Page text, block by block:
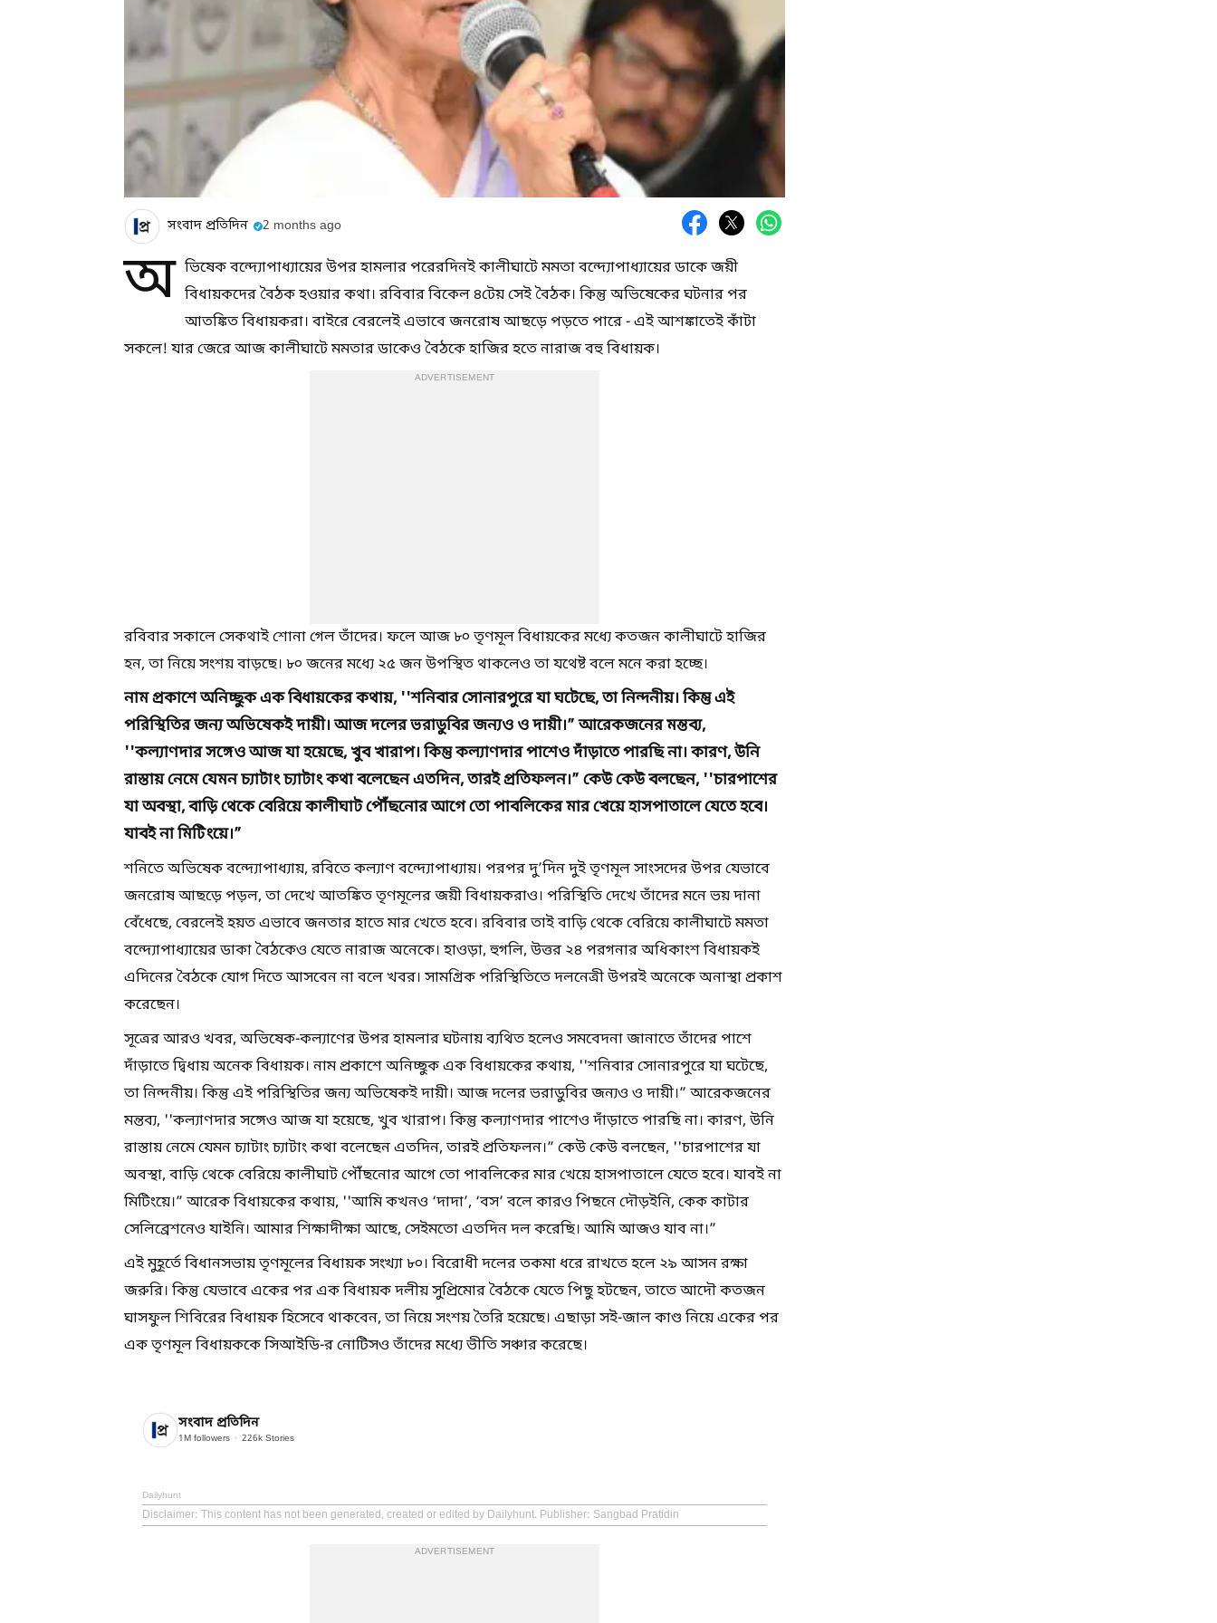
সংবাদ প্রতিদিন 2 months ago
অ ভিষেক বন্দ্যোপাধ্যায়ের উপর হামলার পরেরদিনই কালীঘাটে মমতা বন্দ্যোপাধ্যায়ের ডাকে জয়ী
বিধায়কদের বৈঠক হওয়ার কথা। রবিবার বিকেল ৪টেয় সেই বৈঠক। কিন্তু অভিষেকের ঘটনার পর
আতঙ্কিত বিধায়করা। বাইরে বেরলেই এভাবে জনরোষ আছড়ে পড়তে পারে - এই আশঙ্কাতেই কাঁটা
সকলে! যার জেরে আজ কালীঘাটে মমতার ডাকেও বৈঠকে হাজির হতে নারাজ বহু বিধায়ক।
ADVERTISEMENT
রবিবার সকালে সেকথাই শোনা গেল তাঁদের। ফলে আজ ৮০ তৃণমূল বিধায়কের মধ্যে কতজন কালীঘাটে হাজির
হন, তা নিয়ে সংশয় বাড়ছে। ৮০ জনের মধ্যে ২৫ জন উপস্থিত থাকলেও তা যথেষ্ট বলে মনে করা হচ্ছে।
নাম প্রকাশে অনিচ্ছুক এক বিধায়কের কথায়, ''শনিবার সোনারপুরে যা ঘটেছে, তা নিন্দনীয়। কিন্তু এই
পরিস্থিতির জন্য অভিষেকই দায়ী। আজ দলের ভরাডুবির জন্যও ও দায়ী।” আরেকজনের মন্তব্য,
''কল্যাণদার সঙ্গেও আজ যা হয়েছে, খুব খারাপ। কিন্তু কল্যাণদার পাশেও দাঁড়াতে পারছি না। কারণ, উনি
রাস্তায় নেমে যেমন চ্যাটাং চ্যাটাং কথা বলেছেন এতদিন, তারই প্রতিফলন।” কেউ কেউ বলছেন, ''চারপাশের
যা অবস্থা, বাড়ি থেকে বেরিয়ে কালীঘাট পৌঁছনোর আগে তো পাবলিকের মার খেয়ে হাসপাতালে যেতে হবে।
যাবই না মিটিংয়ে।”
শনিতে অভিষেক বন্দ্যোপাধ্যায়, রবিতে কল্যাণ বন্দ্যোপাধ্যায়। পরপর দু’দিন দুই তৃণমূল সাংসদের উপর যেভাবে
জনরোষ আছড়ে পড়ল, তা দেখে আতঙ্কিত তৃণমূলের জয়ী বিধায়করাও। পরিস্থিতি দেখে তাঁদের মনে ভয় দানা
বেঁধেছে, বেরলেই হয়ত এভাবে জনতার হাতে মার খেতে হবে। রবিবার তাই বাড়ি থেকে বেরিয়ে কালীঘাটে মমতা
বন্দ্যোপাধ্যায়ের ডাকা বৈঠকেও যেতে নারাজ অনেকে। হাওড়া, হুগলি, উত্তর ২৪ পরগনার অধিকাংশ বিধায়কই
এদিনের বৈঠকে যোগ দিতে আসবেন না বলে খবর। সামগ্রিক পরিস্থিতিতে দলনেত্রী উপরই অনেকে অনাস্থা প্রকাশ
করেছেন।
সূত্রের আরও খবর, অভিষেক-কল্যাণের উপর হামলার ঘটনায় ব্যথিত হলেও সমবেদনা জানাতে তাঁদের পাশে
দাঁড়াতে দ্বিধায় অনেক বিধায়ক। নাম প্রকাশে অনিচ্ছুক এক বিধায়কের কথায়, ''শনিবার সোনারপুরে যা ঘটেছে,
তা নিন্দনীয়। কিন্তু এই পরিস্থিতির জন্য অভিষেকই দায়ী। আজ দলের ভরাডুবির জন্যও ও দায়ী।” আরেকজনের
মন্তব্য, ''কল্যাণদার সঙ্গেও আজ যা হয়েছে, খুব খারাপ। কিন্তু কল্যাণদার পাশেও দাঁড়াতে পারছি না। কারণ, উনি
রাস্তায় নেমে যেমন চ্যাটাং চ্যাটাং কথা বলেছেন এতদিন, তারই প্রতিফলন।” কেউ কেউ বলছেন, ''চারপাশের যা
অবস্থা, বাড়ি থেকে বেরিয়ে কালীঘাট পৌঁছনোর আগে তো পাবলিকের মার খেয়ে হাসপাতালে যেতে হবে। যাবই না
মিটিংয়ে।” আরেক বিধায়কের কথায়, ''আমি কখনও ‘দাদা’, ‘বস’ বলে কারও পিছনে দৌড়ইনি, কেক কাটার
সেলিব্রেশনেও যাইনি। আমার শিক্ষাদীক্ষা আছে, সেইমতো এতদিন দল করেছি। আমি আজও যাব না।”
এই মুহূর্তে বিধানসভায় তৃণমূলের বিধায়ক সংখ্যা ৮০। বিরোধী দলের তকমা ধরে রাখতে হলে ২৯ আসন রক্ষা
জরুরি। কিন্তু যেভাবে একের পর এক বিধায়ক দলীয় সুপ্রিমোর বৈঠকে যেতে পিছু হটছেন, তাতে আদৌ কতজন
ঘাসফুল শিবিরের বিধায়ক হিসেবে থাকবেন, তা নিয়ে সংশয় তৈরি হয়েছে। এছাড়া সই-জাল কাণ্ড নিয়ে একের পর
এক তৃণমূল বিধায়ককে সিআইডি-র নোটিসও তাঁদের মধ্যে ভীতি সঞ্চার করেছে।
সংবাদ প্রতিদিন
1M followers 226k Stories
Dailyhunt
Disclaimer: This content has not been generated, created or edited by Dailyhunt. Publisher: Sangbad Pratidin
ADVERTISEMENT